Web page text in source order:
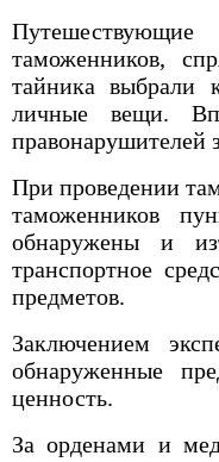
таможенников,
тайника выбрали
личные вещи.
правонарушителей
При проведении
таможенников
обнаружены и
транспортное
предметов.
Заключением
обнаруженные
ценность.
За орденами и